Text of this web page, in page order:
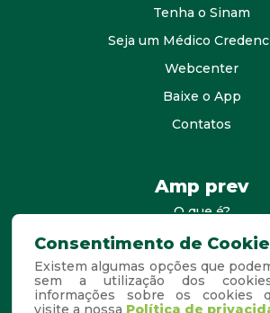
Tenha o Sinam
Seja um Médico
Webcenter
Baixe o App
Contatos
Amp prev
O que é?
consultores
Agende Sua Visita
Perguntas
Consentimento de
Existem algumas opções que
sem a utilização dos
informações sobre os cookies
visite a nossa Política de